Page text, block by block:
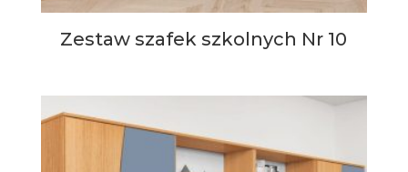
Zestaw szafek szkolnych Nr 10